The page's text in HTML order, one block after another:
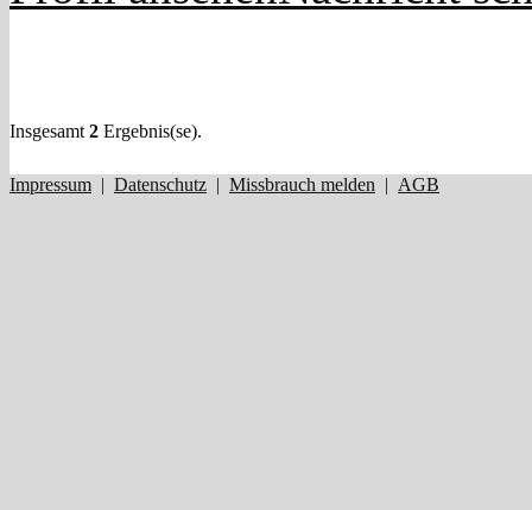
Insgesamt 2 Ergebnis(se).
Impressum | Datenschutz | Missbrauch melden | AGB